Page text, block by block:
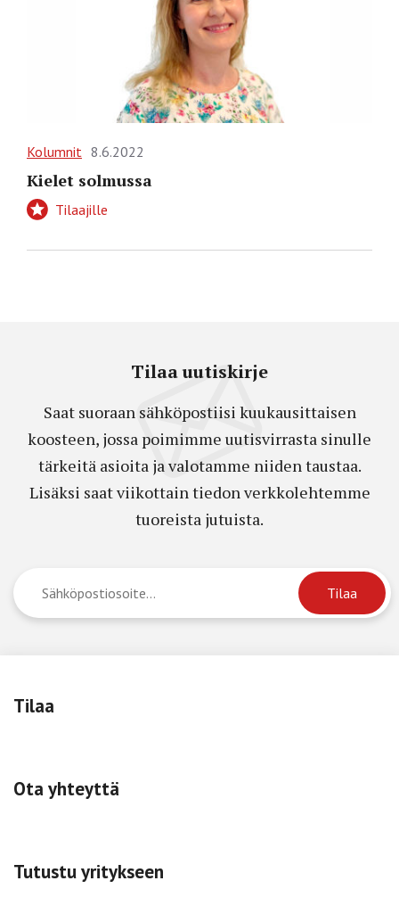
Kolumnit 8.6.2022
Kielet solmussa
Tilaajille
Tilaa uutiskirje
Saat suoraan sähköpostiisi kuukausittaisen
koosteen, jossa poimimme uutisvirrasta sinulle
tärkeitä asioita ja valotamme niiden taustaa.
Lisäksi saat viikottain tiedon verkkolehtemme
tuoreista jutuista.
Tilaa
Ota yhteyttä
Tutustu yritykseen